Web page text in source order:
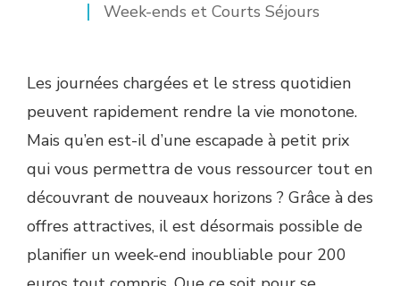
Week-ends et Courts Séjours
Les journées chargées et le stress quotidien
peuvent rapidement rendre la vie monotone.
Mais qu’en est-il d’une escapade à petit prix
qui vous permettra de vous ressourcer tout en
découvrant de nouveaux horizons ? Grâce à des
offres attractives, il est désormais possible de
planifier un week-end inoubliable pour 200